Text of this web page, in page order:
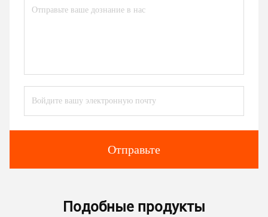
Отправьте
Подобные продукты